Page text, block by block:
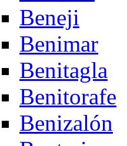
Beneji
Benimar
Benitagla
Benitorafe
Benizalón